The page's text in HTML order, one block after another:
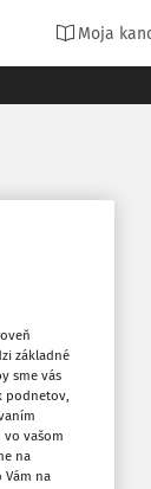
Moja
Vytlačiť
Obľúbené
Stiahnuť
základné
sme vás
podnetov,
vo vašom
na
Vám na